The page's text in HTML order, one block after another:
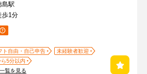
島駅
歩1分
ト自由・自己申告
未経験者歓迎
5分以内
覧を見る